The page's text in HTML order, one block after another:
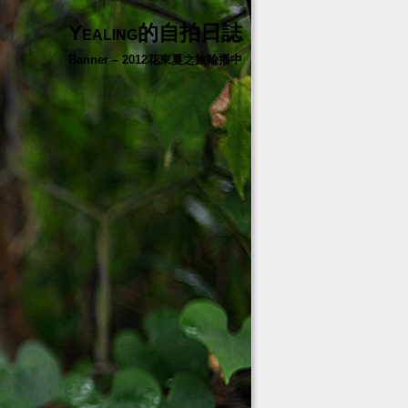
Yealing的自拍日誌
Banner – 2012花東夏之旅輪播中